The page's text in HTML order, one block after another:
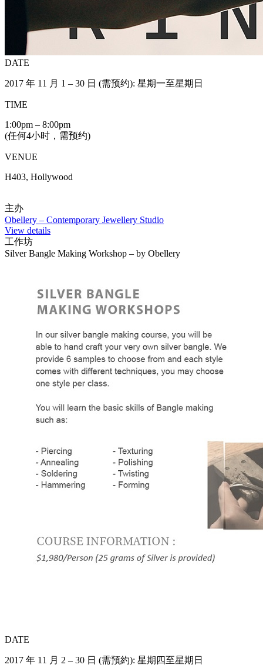
DATE
2017 年 11 月 1 – 30 日 (需预约): 星期一至星期日
TIME
1:00pm – 8:00pm
(任何4小时，需预约)
VENUE
H403, Hollywood
主办
Obellery – Contemporary Jewellery Studio
View details
工作坊
Silver Bangle Making Workshop – by Obellery
DATE
2017 年 11 月 2 – 30 日 (需預約): 星期四至星期日